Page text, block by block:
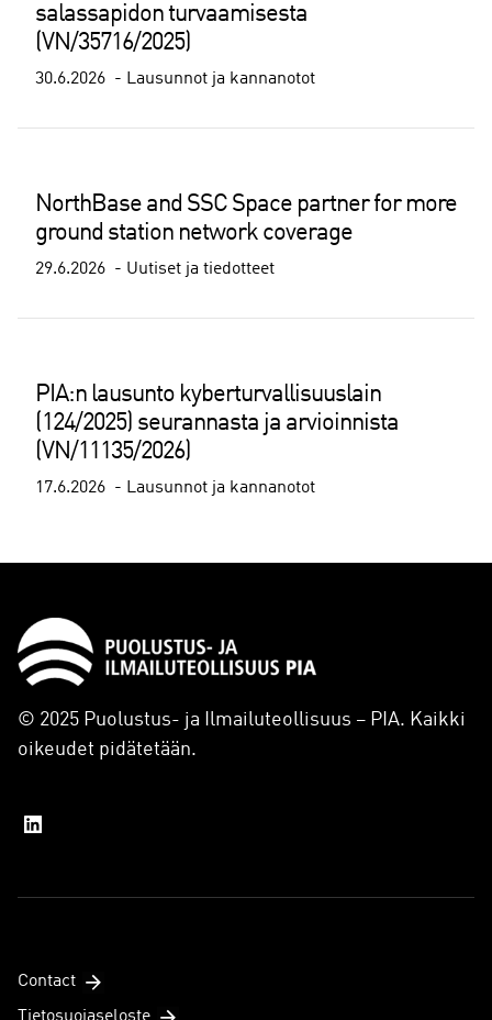
salassapidon turvaamisesta
(VN/35716/2025)
30.6.2026 Lausunnot ja kannanotot
NorthBase and SSC Space partner for more
ground station network coverage
29.6.2026 Uutiset ja tiedotteet
PIA:n lausunto kyberturvallisuuslain
(124/2025) seurannasta ja arvioinnista
(VN/11135/2026)
17.6.2026 Lausunnot ja kannanotot
© 2025 Puolustus- ja Ilmailuteollisuus – PIA. Kaikki
oikeudet pidätetään.
Contact